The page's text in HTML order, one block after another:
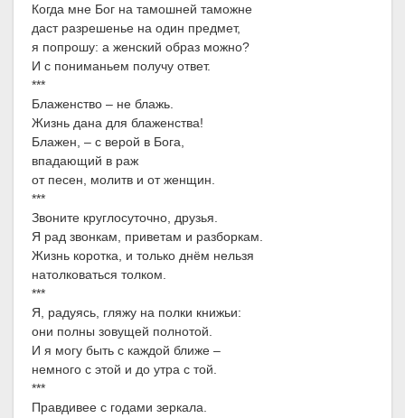
Когда мне Бог на тамошней таможне
даст разрешенье на один предмет,
я попрошу: а женский образ можно?
И с пониманьем получу ответ.
***
Блаженство – не блажь.
Жизнь дана для блаженства!
Блажен, – с верой в Бога,
впадающий в раж
от песен, молитв и от женщин.
***
Звоните круглосуточно, друзья.
Я рад звонкам, приветам и разборкам.
Жизнь коротка, и только днём нельзя
натолковаться толком.
***
Я, радуясь, гляжу на полки книжьи:
они полны зовущей полнотой.
И я могу быть с каждой ближе –
немного с этой и до утра с той.
***
Правдивее с годами зеркала.